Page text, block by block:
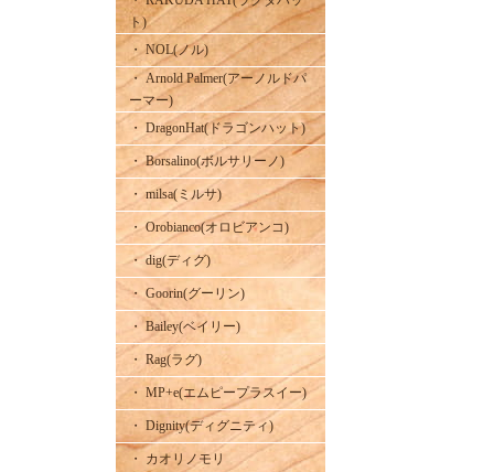
ト)
・ NOL(ノル)
・ Arnold Palmer(アーノルドパ
ーマー)
・ DragonHat(ドラゴンハット)
・ Borsalino(ボルサリーノ)
・ milsa(ミルサ)
・ Orobianco(オロビアンコ)
・ dig(ディグ)
・ Goorin(グーリン)
・ Bailey(ベイリー)
・ Rag(ラグ)
・ MP+e(エムピープラスイー)
・ Dignity(ディグニティ)
・ カオリノモリ